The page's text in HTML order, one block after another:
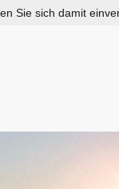
Sie sich damit